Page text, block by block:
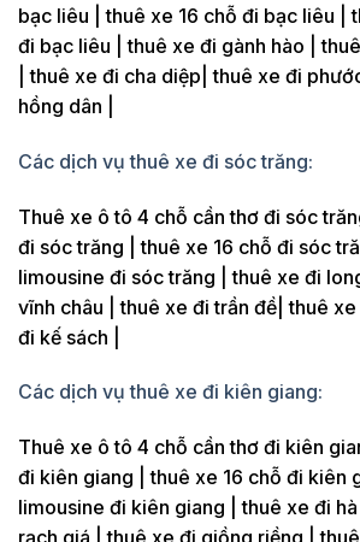
bạc liêu | thuê xe 16 chỗ đi bạc liêu |
đi bạc liêu | thuê xe đi gành hào |
| thuê xe đi cha diệp| thuê xe đi
hồng dân |
Các dịch vụ thuê xe đi sóc trăng:
Thuê xe ô tô 4 chỗ cần thơ đi sóc
đi sóc trăng | thuê xe 16 chỗ đi sóc
limousine đi sóc trăng | thuê xe đi
vĩnh châu | thuê xe đi trần đề| thuê
đi kế sách |
Các dịch vụ thuê xe đi kiên giang:
Thuê xe ô tô 4 chỗ cần thơ đi kiên
đi kiên giang | thuê xe 16 chỗ đi kiên
limousine đi kiên giang | thuê xe đi